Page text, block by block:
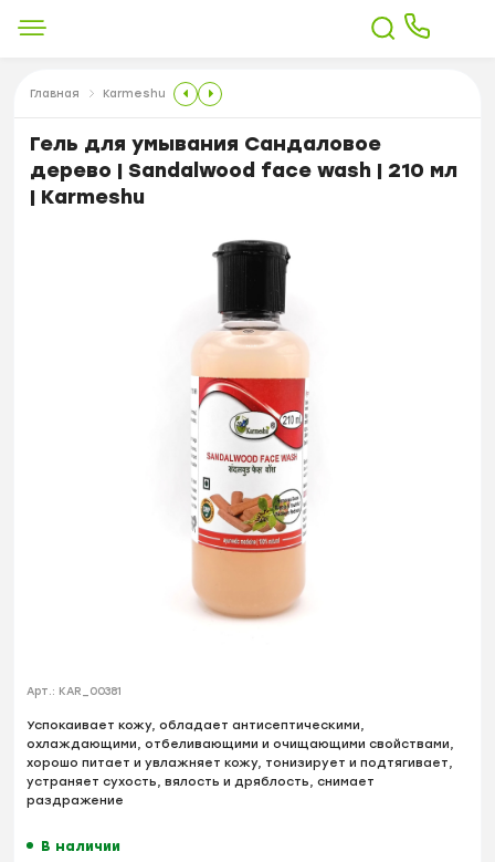
Главная Karmeshu
Гель для умывания Сандаловое
дерево | Sandalwood face wash | 210 мл
| Karmeshu
Арт.: KAR_00381
Успокаивает кожу, обладает антисептическими,
охлаждающими, отбеливающими и очищающими свойствами,
хорошо питает и увлажняет кожу, тонизирует и подтягивает,
устраняет сухость, вялость и дряблость, снимает
раздражение
В наличии